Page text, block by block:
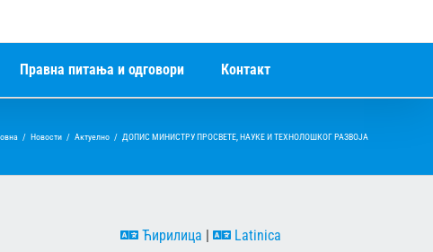
Правна питања и одговори Контакт
/ Новости / Актуелно / ДОПИС МИНИСТРУ ПРОСВЕТЕ, НАУКЕ И ТЕХНОЛОШКОГ РАЗВОЈА
Ћирилица Latinica